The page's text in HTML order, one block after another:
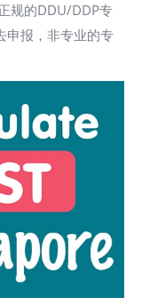
规的DDU/DDP专
申报，非专业的专